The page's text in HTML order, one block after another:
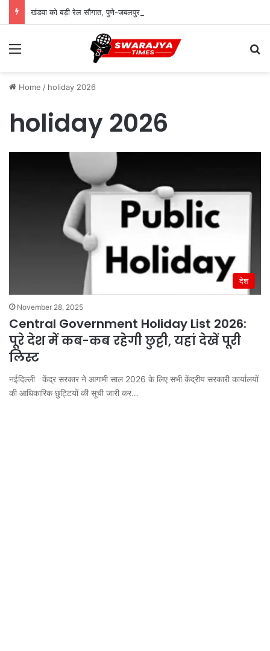
Menu
Home / holiday 2026
holiday 2026
देश
November 28, 2025
Central Government Holiday List 2026:
पूरे देश में कब-कब रहेगी छुट्टी, यहां देखें पूरी
लिस्ट
नईदिल्ली केंद्र सरकार ने आगामी साल 2026 के लिए सभी केंद्रीय सरकारी कार्यालयों
की आधिकारिक छुट्टियों की सूची जारी कर…